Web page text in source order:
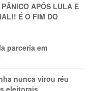
APÓS LULA E
É O FIM DO
parceria em
nunca virou réu
eleitorais